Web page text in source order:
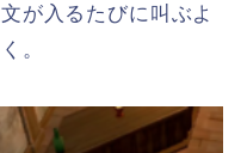
が入るたびに叫ぶよ
。